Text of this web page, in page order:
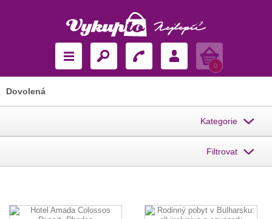
Košík
0
Dovolená
Kategorie
Filtrovat